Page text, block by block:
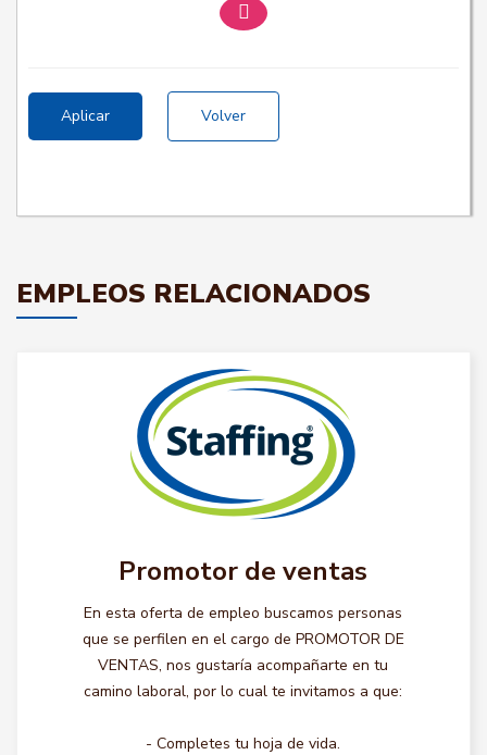
Aplicar Volver
EMPLEOS RELACIONADOS
Promotor de ventas
En esta oferta de empleo buscamos personas
que se perfilen en el cargo de PROMOTOR DE
VENTAS, nos gustaría acompañarte en tu
camino laboral, por lo cual te invitamos a que:
- Completes tu hoja de vida.